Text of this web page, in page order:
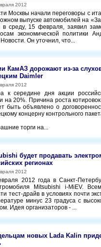
2012
Москвы начали переговоры с
выпуске автомобилей на
в среду, 15 февраля, заявил
экономической политики
Он уточнил, что...
КамАЗ дорожают из-за
Daimler
2012
к середине дня акции
на 20%. Причина роста
быть объявлено о
концерну контрольного
торги на...
будет продавать
регионах
2012
2012 года в Санкт-
Mitsubishi i-MiEV.
тест-драйв в условиях почти
минус 23 градуса с
Идея организаторов - ...
новых Lada Kalin